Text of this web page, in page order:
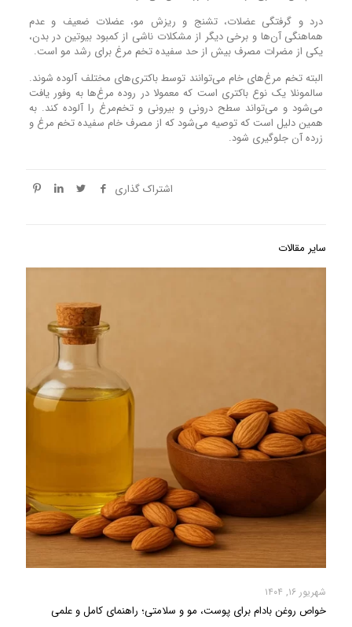
درد و گرفتگی عضلات، تشنج و ریزش مو، عضلات ضعیف و عدم
هماهنگی آن‌ها و برخی دیگر از مشکلات ناشی از کمبود بیوتین در بدن،
یکی از مضرات مصرف بیش از حد سفیده تخم مرغ برای رشد مو است.
البته تخم مرغ‌های خام می‌توانند توسط باکتری‌های مختلف آلوده شوند.
سالمونلا یک نوع باکتری است که معمولا در روده مرغ‌ها به وفور یافت
می‌شود و می‌تواند سطح درونی و بیرونی و تخم‌مرغ را آلوده کند. به
همین دلیل است که توصیه می‌شود که از مصرف خام سفیده تخم مرغ و
زرده آن جلوگیری شود.
اشتراک گذاری
سایر مقالات
شهریور ۱۶, ۱۴۰۴
خواص روغن بادام برای پوست، مو و سلامتی؛ راهنمای کامل و علمی